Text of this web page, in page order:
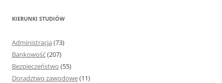
KIERUNKI STUDIÓW
Administracja (73)
Bankowość(207)
Bezpieczeństwo (55)
Doradztwo zawodowe(11)